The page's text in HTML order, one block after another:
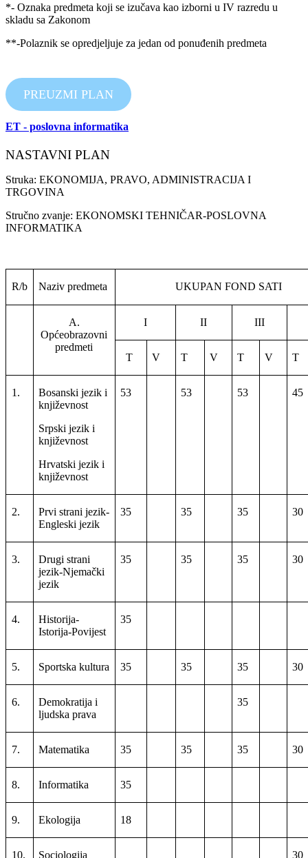
*- Oznaka predmeta koji se izučava kao izborni u IV razredu u
skladu sa Zakonom
**-Polaznik se opredjeljuje za jedan od ponuđenih predmeta
PREUZMI PLAN
ET - poslovna informatika
NASTAVNI PLAN
Struka: EKONOMIJA, PRAVO, ADMINISTRACIJA I
TRGOVINA
Stručno zvanje: EKONOMSKI TEHNIČAR-POSLOVNA
INFORMATIKA
R/b Naziv predmeta UKUPAN FOND SATI
A.
Općeobrazovni
predmeti
I II III
T V T V T V T
1.
Bosanski jezik i
književnost
Srpski jezik i
književnost
Hrvatski jezik i
književnost
53 53 53 45
2.
Prvi strani jezik-
Engleski jezik
35 35 35 30
3.
Drugi strani
jezik-Njemački
jezik
35 35 35 30
4.
Historija-
Istorija-Povijest
35
5. Sportska kultura 35 35 35 30
6.
Demokratija i
ljudska prava
35
7. Matematika 35 35 35 30
8. Informatika 35
9. Ekologija 18
10. Sociologija 30